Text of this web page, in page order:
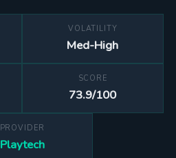
VOLATILITY
Med-High
SCORE
73.9/100
PROVIDER
Playtech